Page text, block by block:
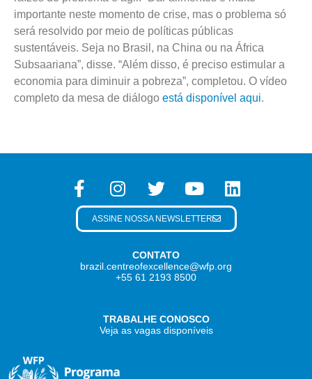
importante neste momento de crise, mas o problema só
será resolvido por meio de políticas públicas
sustentáveis. Seja no Brasil, na China ou na África
Subsaariana”, disse. “Além disso, é preciso estimular a
economia para diminuir a pobreza”, completou. O vídeo
completo da mesa de diálogo está disponível aqui.
CONTATO
brazil.centreofexcellence@wfp.org
+55 61 2193 8500
TRABALHE CONOSCO
Veja as vagas disponíveis
ASSINE NOSSA NEWSLETTER